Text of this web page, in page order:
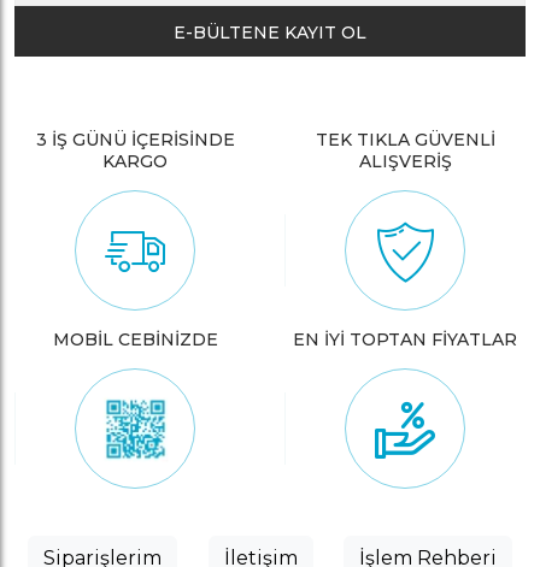
E-BÜLTENE KAYIT OL
3 İŞ GÜNÜ İÇERİSİNDE
KARGO
TEK TIKLA GÜVENLİ
ALIŞVERİŞ
MOBİL CEBİNİZDE EN İYİ TOPTAN FİYATLAR
Siparişlerim İletişim İşlem Rehberi